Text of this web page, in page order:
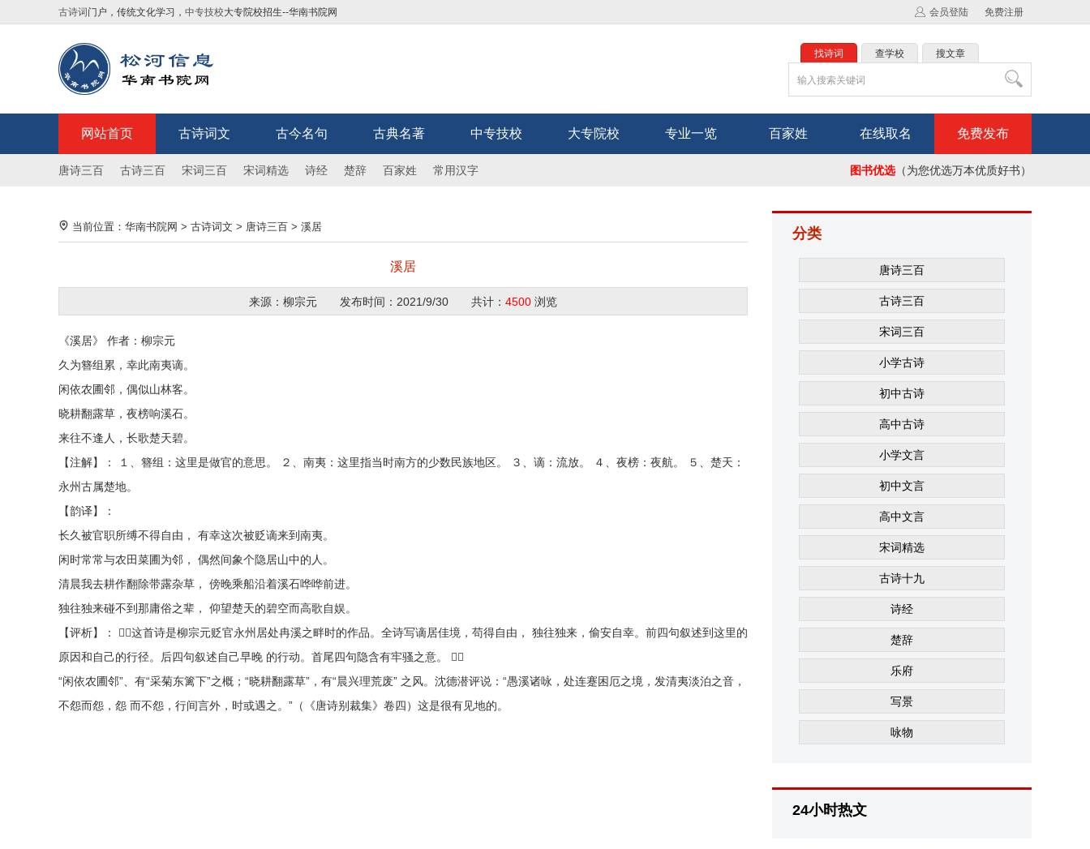
古诗词 门户，传统文化学习， 中专技校大专院校招生--华南书院网 免费注册
会员登陆
找诗词 查学校 搜文章
网站首页 古诗词文 古今名句 古典名著 中专技校 大专院校 专业一览 百家姓 在线取名 免费发布
唐诗三百 古诗三百 宋词三百 宋词精选 诗经 楚辞 百家姓 常用汉字 图书优选（为您优选万本优质好书）
当前位置： 华南书院网 > 古诗词文 > 唐诗三百 > 溪居
溪居
来源：柳宗元 发布时间： 2021/9/30 共计： 4500 浏览
《溪居》 作者：柳宗元
久为簪组累，幸此南夷谪。
闲依农圃邻，偶似山林客。
晓耕翻露草，夜榜响溪石。
来往不逢人，长歌楚天碧。
【注解】： １、簪组：这里是做官的意思。 ２、南夷：这里指当时南方的少数民族地区。 ３、谪：流放。 ４、夜榜：夜航。 ５、楚天：
永州古属楚地。
【韵译】：
长久被官职所缚不得自由， 有幸这次被贬谪来到南夷。
闲时常常与农田菜圃为邻， 偶然间象个隐居山中的人。
清晨我去耕作翻除带露杂草， 傍晚乘船沿着溪石哗哗前进。
独往独来碰不到那庸俗之辈， 仰望楚天的碧空而高歌自娱。
【评析】： 这首诗是柳宗元贬官永州居处冉溪之畔时的作品。全诗写谪居佳境，苟得自由， 独往独来，偷安自幸。前四句叙述到这里的
原因和自己的行径。后四句叙述自己早晚 的行动。首尾四句隐含有牢骚之意。 
“闲依农圃邻”、有“采菊东篱下”之概；“晓耕翻露草”，有“晨兴理荒废” 之风。沈德潜评说：“愚溪诸咏，处连蹇困厄之境，发清夷淡泊之音，
不怨而怨，怨 而不怨，行间言外，时或遇之。”（《唐诗别裁集》卷四）这是很有见地的。
分类
唐诗三百
古诗三百
宋词三百
小学古诗
初中古诗
高中古诗
小学文言
初中文言
高中文言
宋词精选
古诗十九
诗经
楚辞
乐府
写景
咏物
24小时热文